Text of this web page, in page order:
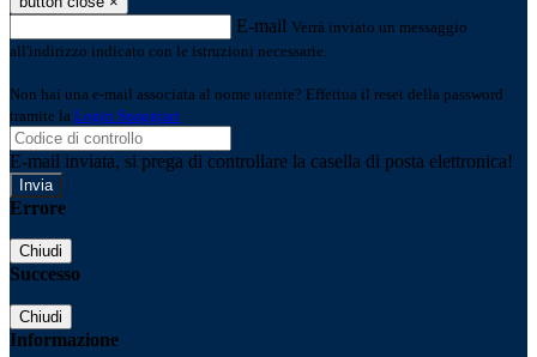
E-mail Verrà inviato un messaggio
all'indirizzo indicato con le istruzioni necessarie.
Non hai una e-mail associata al nome utente? Effettua il reset della password
tramite la Login Spaggiari
E-mail inviata, si prega di controllare la casella di posta elettronica!
Errore
Chiudi
Successo
Chiudi
Informazione